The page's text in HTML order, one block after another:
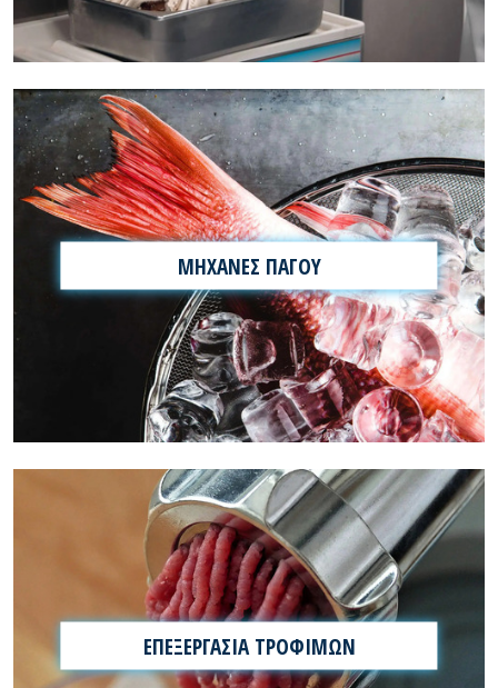
ΜΗΧΑΝΕΣ ΠΑΓΟΥ
ΕΠΕΞΕΡΓΑΣΙΑ ΤΡΟΦΙΜΩΝ